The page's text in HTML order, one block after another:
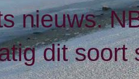
nieuws.
dit soort